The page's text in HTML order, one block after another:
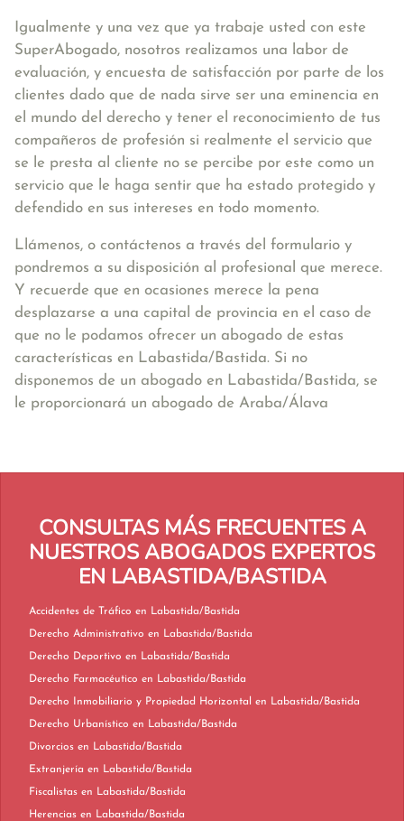
Igualmente y una vez que ya trabaje usted con este
SuperAbogado, nosotros realizamos una labor de
evaluación, y encuesta de satisfacción por parte de los
clientes dado que de nada sirve ser una eminencia en
el mundo del derecho y tener el reconocimiento de tus
compañeros de profesión si realmente el servicio que
se le presta al cliente no se percibe por este como un
servicio que le haga sentir que ha estado protegido y
defendido en sus intereses en todo momento.
Llámenos, o contáctenos a través del formulario y
pondremos a su disposición al profesional que merece.
Y recuerde que en ocasiones merece la pena
desplazarse a una capital de provincia en el caso de
que no le podamos ofrecer un abogado de estas
características en Labastida/Bastida. Si no
disponemos de un abogado en Labastida/Bastida, se
le proporcionará un abogado de Araba/Álava
CONSULTAS MÁS FRECUENTES A
NUESTROS ABOGADOS EXPERTOS
EN LABASTIDA/BASTIDA
Accidentes de Tráfico en Labastida/Bastida
Derecho Administrativo en Labastida/Bastida
Derecho Deportivo en Labastida/Bastida
Derecho Farmacéutico en Labastida/Bastida
Derecho Inmobiliario y Propiedad Horizontal en Labastida/Bastida
Derecho Urbanístico en Labastida/Bastida
Divorcios en Labastida/Bastida
Extranjería en Labastida/Bastida
Fiscalistas en Labastida/Bastida
Herencias en Labastida/Bastida